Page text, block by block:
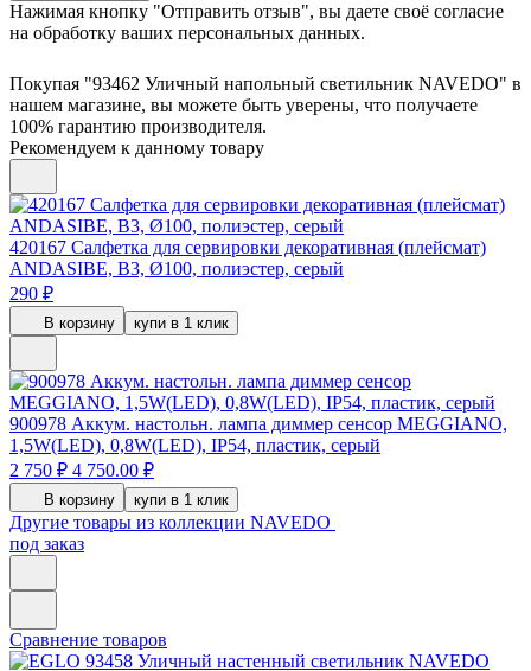
Нажимая кнопку "Отправить отзыв", вы даете своё согласие
на обработку ваших персональных данных.
Покупая "93462 Уличный напольный светильник NAVEDO" в
нашем магазине, вы можете быть уверены, что получаете
100% гарантию производителя.
Рекомендуем к данному товару
420167 Салфетка для сервировки декоративная (плейсмат)
ANDASIBE, B3, Ø100, полиэстер, серый
290 ₽
В корзину купи в 1 клик
900978 Аккум. настольн. лампа диммер сенсор MEGGIANO,
1,5W(LED), 0,8W(LED), IP54, пластик, серый
2 750 ₽ 4 750.00 ₽
В корзину купи в 1 клик
Другие товары из коллекции NAVEDO
под заказ
Сравнение товаров